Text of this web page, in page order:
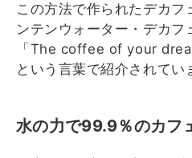
この方法で作られたデカ
ンテンウォーター・デカフ
「 The coffee of your
という言葉で紹介されてい
水の力で99.9％のカフ